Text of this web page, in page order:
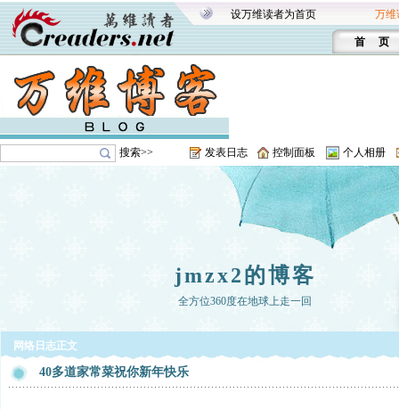
设万维读者为首页 万维
首 页
搜索>> 发表日志 控制面板 个人相册
jmzx2的博客
全方位360度在地球上走一回
网络日志正文
40多道家常菜祝你新年快乐